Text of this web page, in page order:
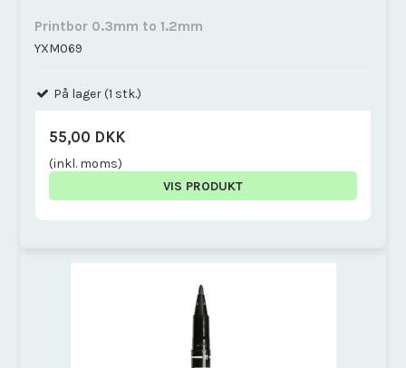
Printbor 0.3mm to 1.2mm
YXM069
På lager (1 stk.)
55,00 DKK
(inkl. moms)
VIS PRODUKT